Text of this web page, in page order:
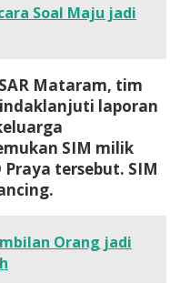
Soal Maju jadi
Mataram, tim
laporan
SIM milik
tersebut. SIM
Orang jadi